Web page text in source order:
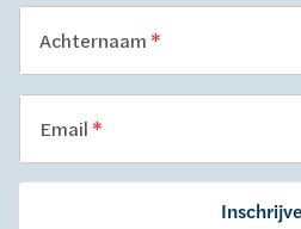
Achternaam
Email